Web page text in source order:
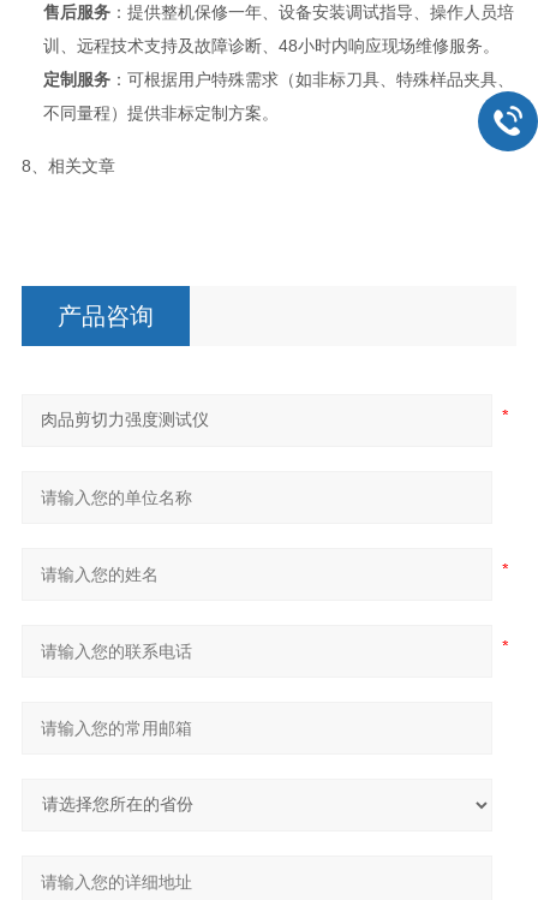
售后服务：提供整机保修一年、设备安装调试指导、操作人员培
训、远程技术支持及故障诊断、48小时内响应现场维修服务。
定制服务：可根据用户特殊需求（如非标刀具、特殊样品夹具、
不同量程）提供非标定制方案。
8、相关文章
产品咨询